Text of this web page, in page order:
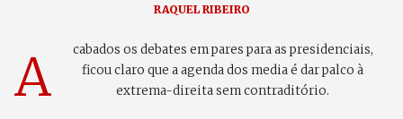
RAQUEL RIBEIRO
A
cabados os debates em pares para as presidenciais,
ficou claro que a agenda dos media é dar palco à
extrema-direita sem contraditório.